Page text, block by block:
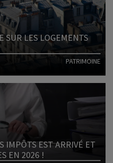
SUR LES LOGEMENTS
PATRIMOINE
IMPÔTS EST ARRIVÉ ET
EN 2026 !